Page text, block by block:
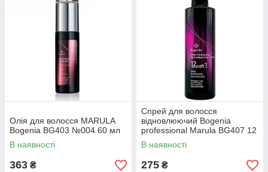
Олія для волосся MARULA
Bogenia BG403 №004 60 мл
В наявності
363 ₴
Спрей для волосся
відновлюючий Bogenia
professional Marula BG407 12
в 1
В наявності
275 ₴